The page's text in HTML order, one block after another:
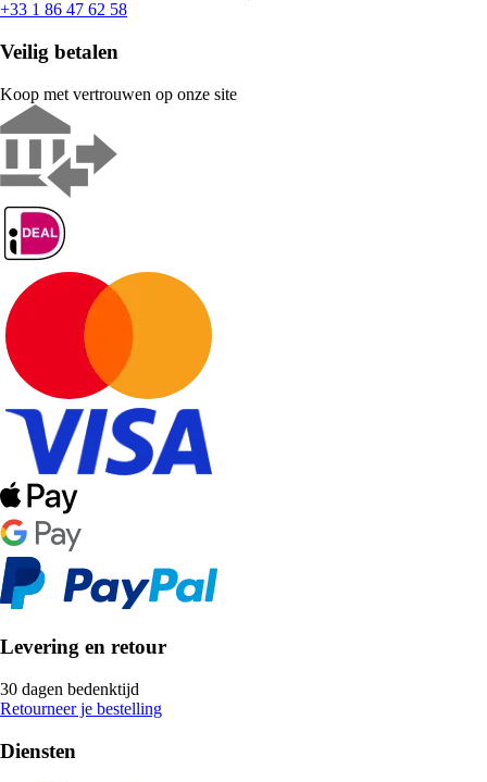
+33 1 86 47 62 58
Veilig betalen
Koop met vertrouwen op onze site
Levering en retour
30 dagen bedenktijd
Retourneer je bestelling
Diensten